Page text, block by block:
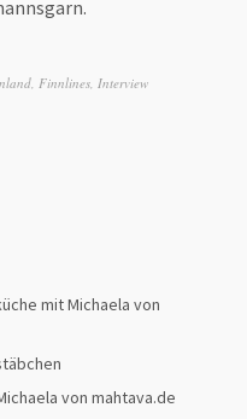
, Finnlines, Interview
mit Michaela von
von mahtava.de